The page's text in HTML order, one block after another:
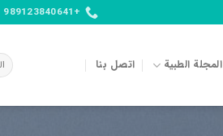
+989123840641
المجلة الطبية اتصل بنا